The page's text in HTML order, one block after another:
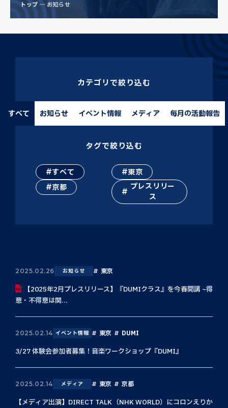
トップ お知らせ
カテゴリで絞り込む
すべて お知らせ イベント情報 メディア 毎月の活動報告
タグで絞り込む
すべて
東京
京都
プレスリリー
ス
2025.02.26 お知らせ 東京
【2025年2月プレスリリース】『DUMIクラス』を今春開講 ~得
意・不得意は関...
2025.02.14 イベント情報 東京 DUMI
3/27 体験会参加者募集！音楽ワークショップ『DUMI』
2025.02.14 メディア 東京 京都
【メディア出演】DIRECT TALK（NHK WORLD）にコロンえりか